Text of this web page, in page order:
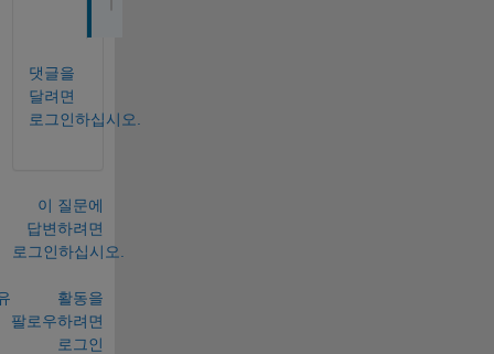
댓글을
달려면
로그인하십시오.
이 질문에
답변하려면
로그인하십시오.
활동을
팔로우하려면
로그인